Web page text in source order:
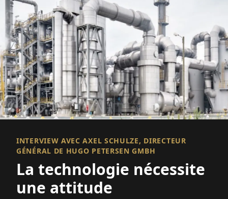
INTERVIEW AVEC AXEL SCHULZE, DIRECTEUR
GÉNÉRAL DE HUGO PETERSEN GMBH
La technologie nécessite
une attitude